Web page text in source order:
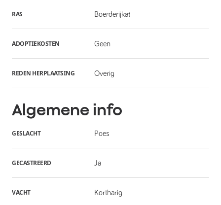
RAS Boerderijkat
ADOPTIEKOSTEN Geen
REDEN HERPLAATSING Overig
Algemene info
GESLACHT Poes
GECASTREERD Ja
VACHT Kortharig